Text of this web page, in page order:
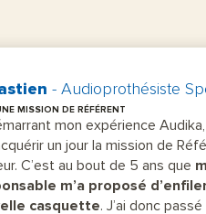
- Audioprothésiste
MISSION DE RÉFÉRENT
mon expérience
un jour la mission de
C’est au bout de 5 ans que
m’a proposé
casquette. J’ai donc